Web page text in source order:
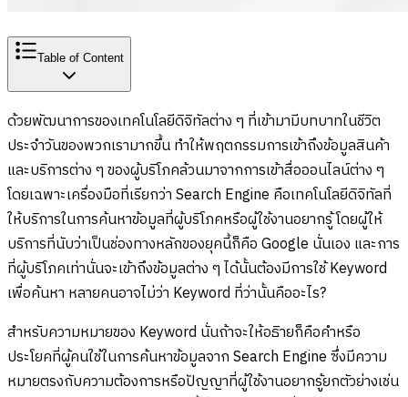
Table of Content
ด้วยพัฒนาการของเทคโนโลยีดิจิทัลต่าง ๆ ที่เข้ามามีบทบาทในชีวิต
ประจำวันของพวกเรามากขึ้น ทำให้พฤตกรรมการเข้าถึงข้อมูลสินค้า
และบริการต่าง ๆ ของผู้บริโภคล้วนมาจากการเข้าสื่อออนไลน์ต่าง ๆ
โดยเฉพาะเครื่องมือที่เรียกว่า Search Engine คือเทคโนโลยีดิจิทัลที่
ให้บริการในการค้นหาข้อมูลที่ผู้บริโภคหรือผู้ใช้งานอยากรู้ โดยผู้ให้
บริการที่นับว่าเป็นช่องทางหลักของยุคนี้ก็คือ Google นั่นเอง และการ
ที่ผู้บริโภคเท่านั่นจะเข้าถึงข้อมูลต่าง ๆ ได้นั้นต้องมีการใช้ Keyword
เพื่อค้นหา หลายคนอาจไม่ว่า Keyword ที่ว่านั้นคืออะไร?
สำหรับความหมายของ Keyword นั่นถ้าจะให้อธิายก็คือคำหรือ
ประโยคที่ผู้คนใช้ในการค้นหาข้อมูลจาก Search Engine ซึ่งมีความ
หมายตรงกับความต้องการหรือปัญญาที่ผู้ใช้งานอยากรู้ยกตัวย่างเช่น